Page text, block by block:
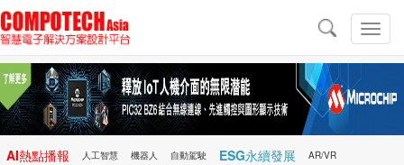
切
換
導
導
航
AI熱點播報 人工智慧 機器人 自動駕駛 ESG永續發展 AR/VR